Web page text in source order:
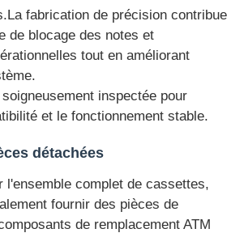
ATM
fabrication de précision contribue
de blocage des notes et
tout en améliorant
inspectée pour
et le fonctionnement stable.
détachées
l'ensemble complet de cassettes,
fournir des pièces de
de remplacement ATM